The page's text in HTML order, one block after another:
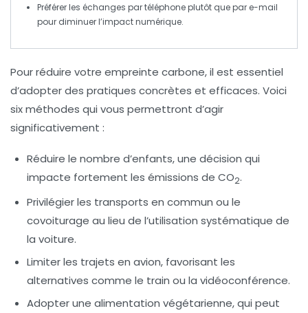
Préférer les échanges partéléphoneplutôt que par e-mail
pour diminuer l’impact numérique.
Pourréduire votre empreinte carbone, il est essentiel
d’adopter des pratiques concrètes et efficaces. Voici
six méthodes qui vous permettront d’agir
significativement :
Réduire le nombre d’enfants, une décision qui
impacte fortement les émissions de CO2.
Privilégier les transports en commun ou le
covoiturage au lieu de l’utilisation systématique de
la voiture.
Limiter les trajets en avion, favorisant les
alternatives comme le train ou la vidéoconférence.
Adopter une alimentation végétarienne, qui peut